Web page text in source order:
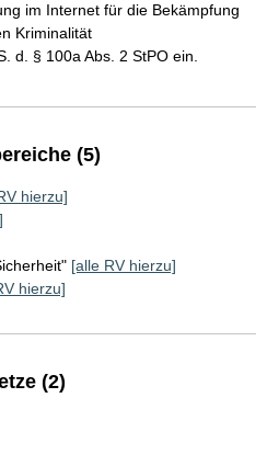
im Internet für die Bekämpfung
Kriminalität
d. § 100a Abs. 2 StPO ein.
(5)
hierzu]
[alle RV hierzu]
hierzu]
(2)